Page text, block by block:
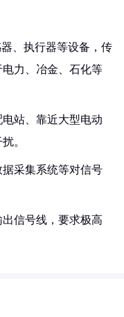
、执行器等设备，传
力、冶金、石化等
站、靠近大型电动
。
采集系统等对信号
信号线，要求极高